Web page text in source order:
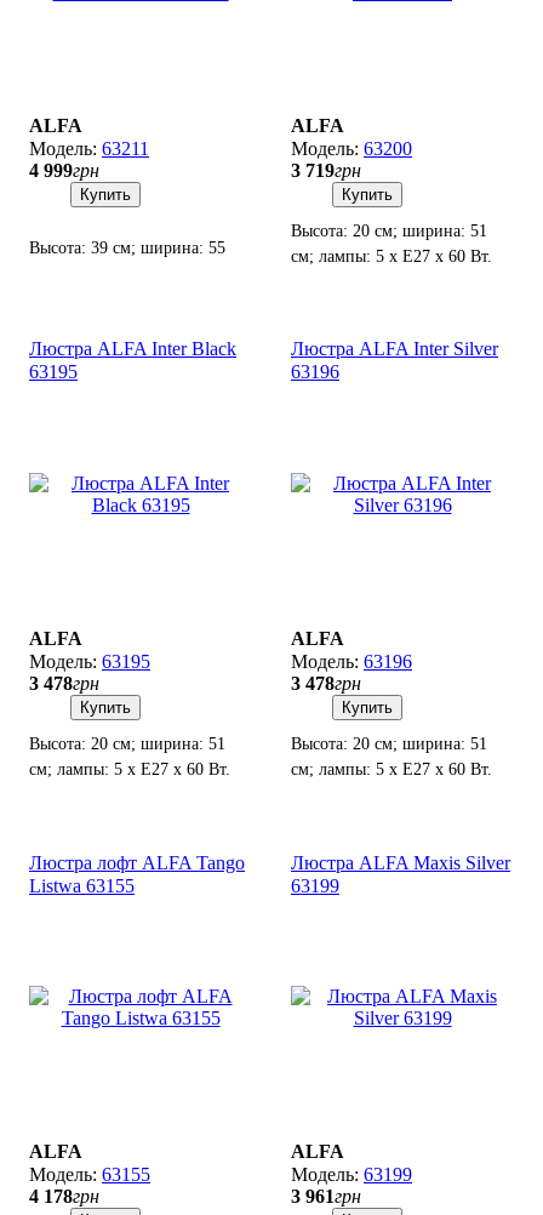
ALFA
63211
4 999грн
Купить
Высота: 39 см; ширина: 55
ALFA
63200
3 719грн
Купить
Высота: 20 см; ширина: 51
см; лампы: 5 х Е27 х 60 Вт.
Люстра ALFA Inter Black
63195
ALFA
63195
3 478грн
Купить
Высота: 20 см; ширина: 51
см; лампы: 5 х Е27 х 60 Вт.
Люстра ALFA Inter Silver
63196
ALFA
63196
3 478грн
Купить
Высота: 20 см; ширина: 51
см; лампы: 5 х Е27 х 60 Вт.
Люстра лофт ALFA Tango
Listwa 63155
ALFA
63155
4 178грн
Люстра ALFA Maxis Silver
63199
ALFA
63199
3 961грн